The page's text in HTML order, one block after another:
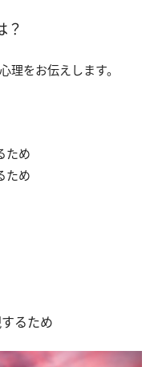
？
理をお伝えします。
ため
ため
るため